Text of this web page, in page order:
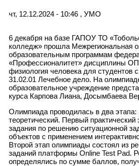
чт, 12.12.2024 - 10:46 , УМО
6 декабря на базе ГАПОУ ТО
колледж» прошла Межрегиональная
образовательным программам
«Профессионалитет» дисциплины
физиология человека для студентов
31.02.01 Лечебное дело. На
образовательное учреждение
курса Карпова Лиана, Досымбаева
Олимпиада проводилась в два этапа:
теоретический. Первый
задания по решению ситуационной
объектов с применением
Второй этап олимпиады состоял из
заданий платформы Online Test Pad.
определялись по сумме баллов,